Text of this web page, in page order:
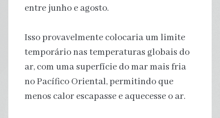
entre junho e agosto.
Isso provavelmente colocaria um limite
temporário nas temperaturas globais do
ar, com uma superfície do mar mais fria
no Pacífico Oriental, permitindo que
menos calor escapasse e aquecesse o ar.